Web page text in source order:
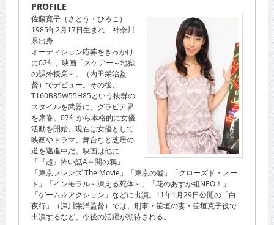
PROFILE
佐藤寛子（さとう・ひろこ）
1985年2月17日生まれ 神奈川
県出身
オーディション応募をきっかけ
に02年、映画「スケアー～地獄
の課外授業～」（内田栄治監
督）でデビュー。その後、
T160B85W55H85という抜群の
スタイルを武器に、グラビア界
を席巻。07年から本格的に女優
活動を開始、現在は女優として
映画やドラマ、舞台など芝居の
道を邁進中だ。映画は他に
「『超』怖い話A～闇の鴉」
「東京フレンズ The Movie」「東京の嘘」「クローズド・ノー
ト」「インモラル～凍える死体～」「花のあすか組NEO！」
「ゲーム☆アクション」などに出演。11年1月29日公開の「白
夜行」（深川栄洋監督）では、刑事・笹垣の妻・笹垣克子役で
出演するなど、今後の活躍が期待される。